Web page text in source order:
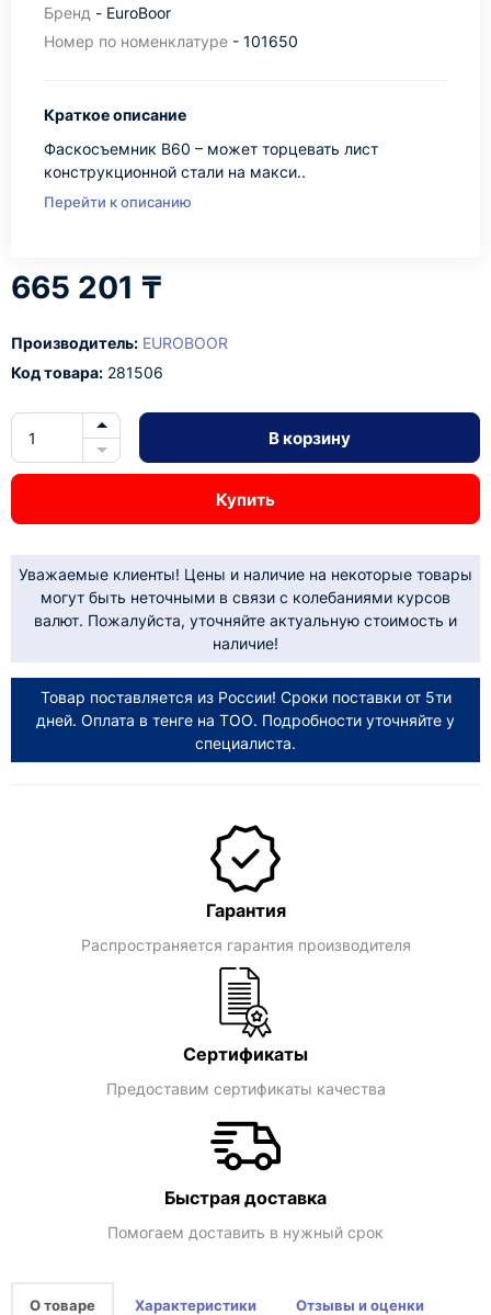
Бренд - EuroBoor
Номер по номенклатуре - 101650
Краткое описание
Фаскосъемник B60 – может торцевать лист
конструкционной стали на макси..
Перейти к описанию
665 201 ₸
Производитель: EUROBOOR
Код товара: 281506
В корзину
Купить
Уважаемые клиенты! Цены и наличие на некоторые товары
могут быть неточными в связи с колебаниями курсов
валют. Пожалуйста, уточняйте актуальную стоимость и
наличие!
Товар поставляется из России! Сроки поставки от 5ти
дней. Оплата в тенге на ТОО. Подробности уточняйте у
специалиста.
Гарантия
Распространяется гарантия производителя
Сертификаты
Предоставим сертификаты качества
Быстрая доставка
Помогаем доставить в нужный срок
О товаре Характеристики Отзывы и оценки